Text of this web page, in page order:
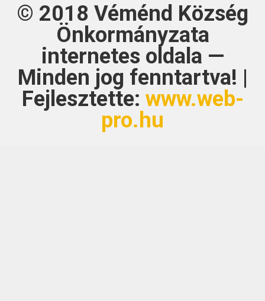
© 2018 Véménd Község
Önkormányzata
internetes oldala —
Minden jog fenntartva! |
Fejlesztette: www.web-
pro.hu